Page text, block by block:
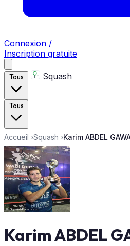
Connexion /
Inscription gratuite
Tous Squash
Tous
Accueil ›Squash ›Karim ABDEL
Karim ABDEL